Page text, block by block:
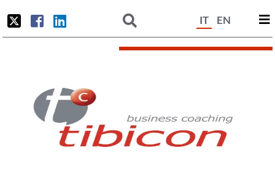
IT EN